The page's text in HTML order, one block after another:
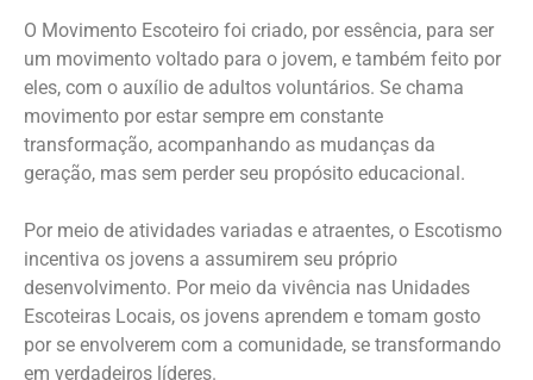
O Movimento Escoteiro foi criado, por essência, para ser
um movimento voltado para o jovem, e também feito por
eles, com o auxílio de adultos voluntários. Se chama
movimento por estar sempre em constante
transformação, acompanhando as mudanças da
geração, mas sem perder seu propósito educacional.
Por meio de atividades variadas e atraentes, o Escotismo
incentiva os jovens a assumirem seu próprio
desenvolvimento. Por meio da vivência nas Unidades
Escoteiras Locais, os jovens aprendem e tomam gosto
por se envolverem com a comunidade, se transformando
em verdadeiros líderes.